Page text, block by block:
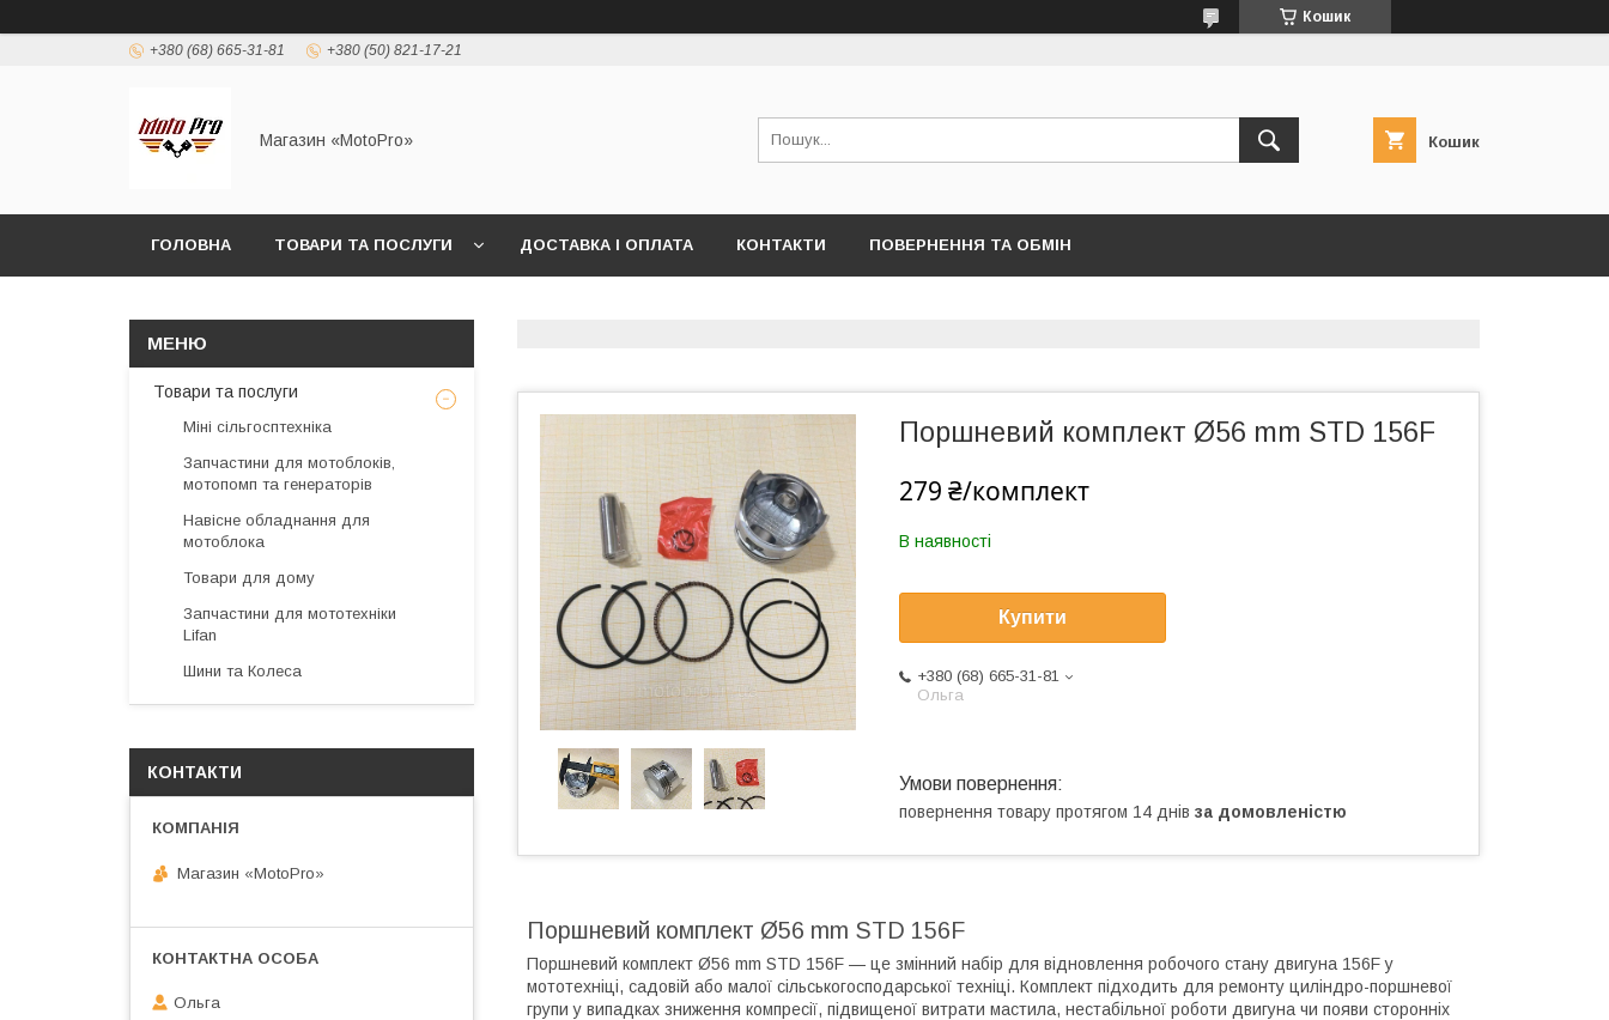
Кошик
+380 (68) 665-31-81 +380 (50) 821-17-21
Магазин «MotoPro» Кошик
ГОЛОВНА ТОВАРИ ТА ПОСЛУГИ ДОСТАВКА І ОПЛАТА КОНТАКТИ ПОВЕРНЕННЯ ТА ОБМІН
Поршневий комплект Ø56 mm STD 156F
279 ₴/комплект
В наявності
Купити
+380 (68) 665-31-81
Ольга
повернення товару протягом 14 днів за домовленістю
Поршневий комплект Ø56 mm STD 156F
Поршневий комплект Ø56 mm STD 156F — це змінний набір для відновлення робочого стану двигуна 156F у
мототехніці, садовій або малої сільськогосподарської техніці. Комплект підходить для ремонту циліндро-поршневої
групи у випадках зниження компресії, підвищеної витрати мастила, нестабільної роботи двигуна чи появи сторонніх
Товари та послуги
Міні сільгосптехніка
Запчастини для мотоблоків,
мотопомп та генераторів
Навісне обладнання для
мотоблока
Товари для дому
Запчастини для мототехніки
Lifan
Шини та Колеса
КОНТАКТИ
Магазин «MotoPro»
Ольга